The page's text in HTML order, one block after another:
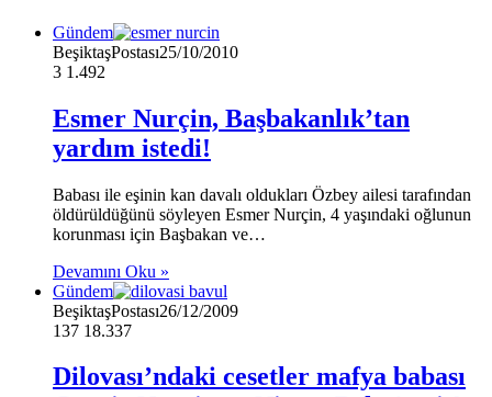
Gündem
BeşiktaşPostası25/10/2010
3 1.492
Esmer Nurçin, Başbakanlık’tan
yardım istedi!
Babası ile eşinin kan davalı oldukları Özbey ailesi tarafından
öldürüldüğünü söyleyen Esmer Nurçin, 4 yaşındaki oğlunun
korunması için Başbakan ve…
Devamını Oku »
Gündem
BeşiktaşPostası26/12/2009
137 18.337
Dilovası’ndaki cesetler mafya babası